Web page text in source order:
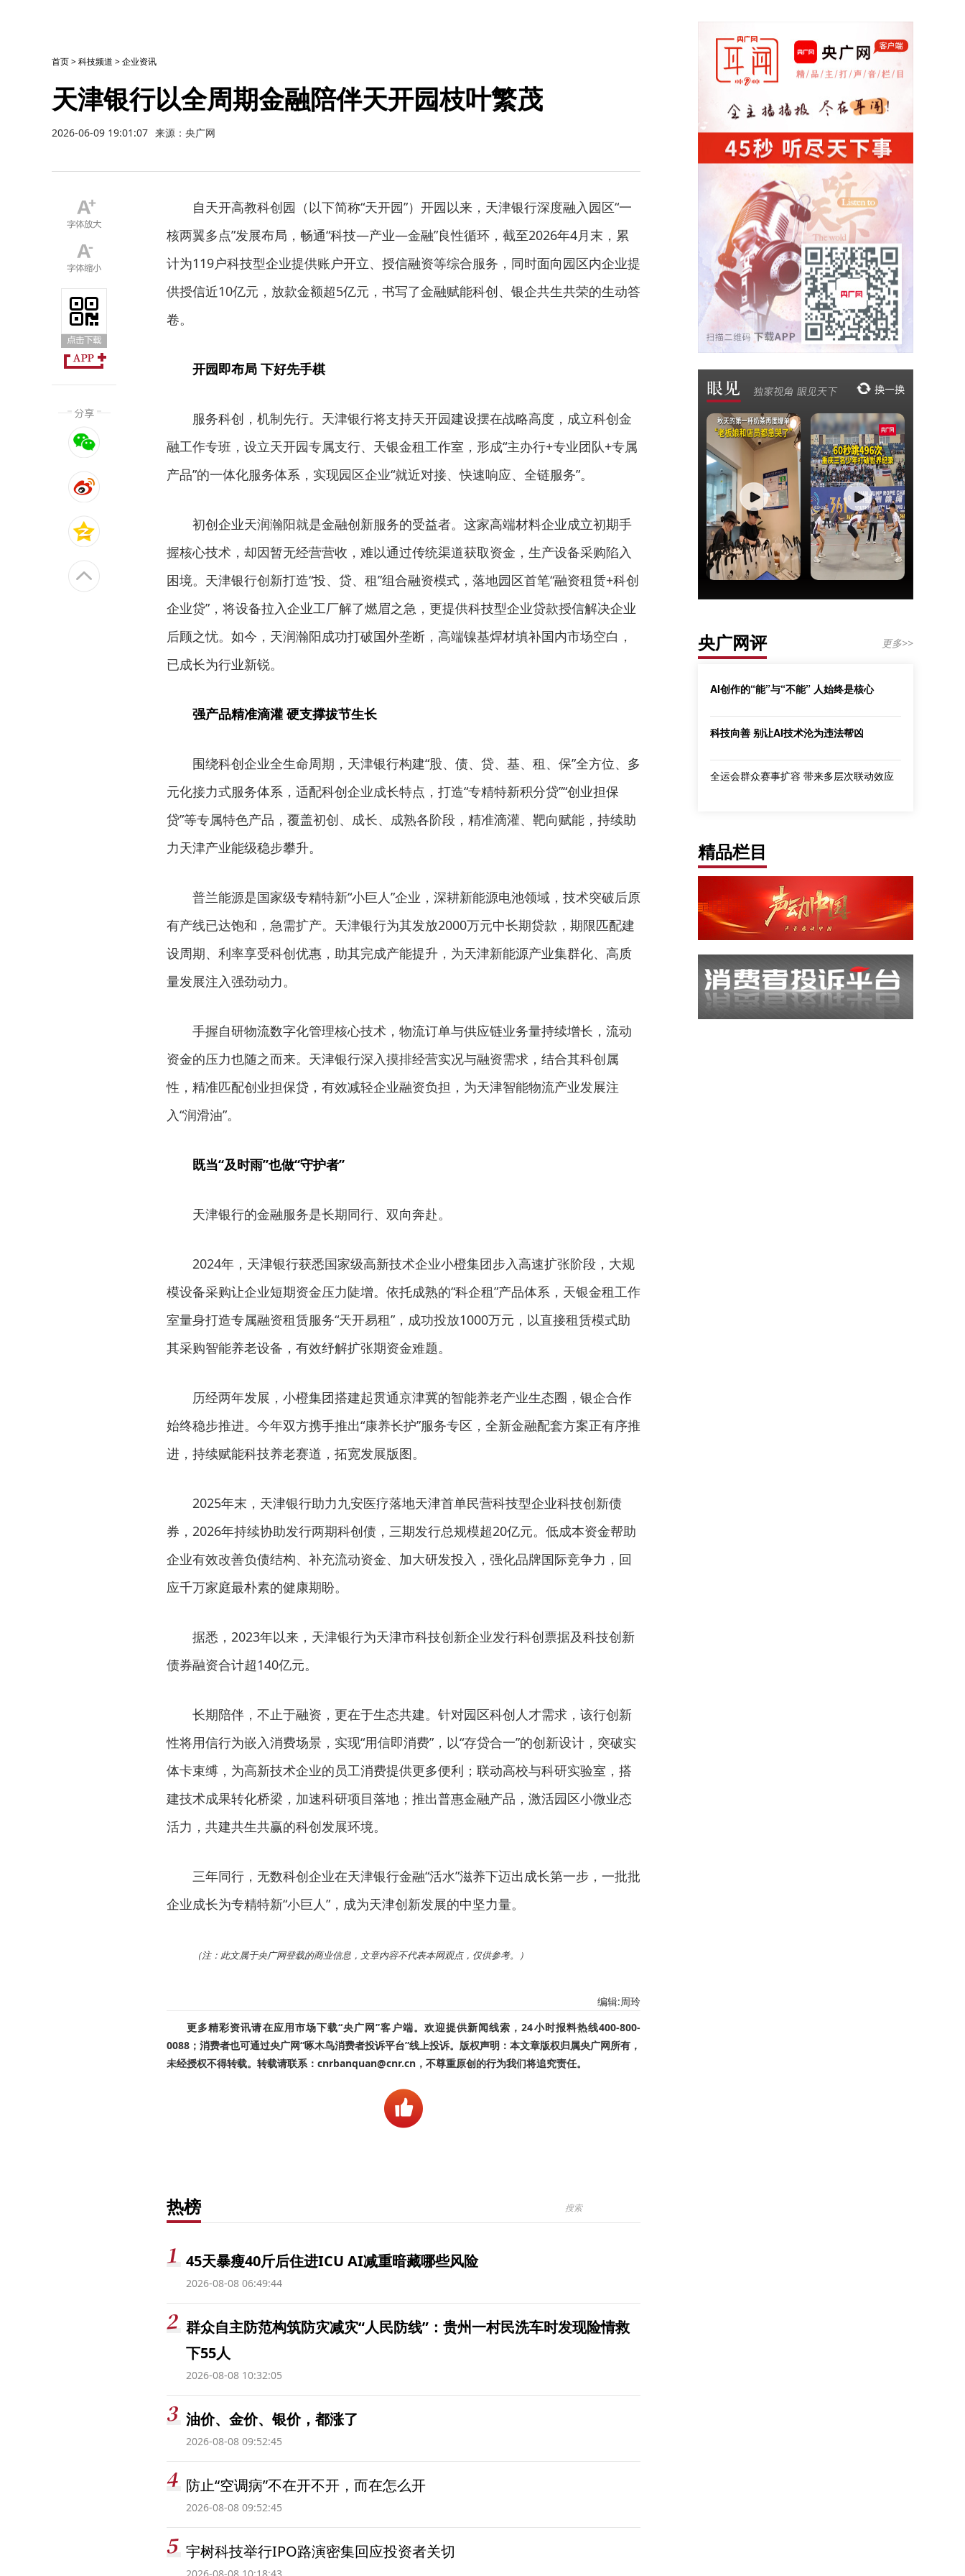
首页>科技频道 >企业资讯
天津银行以全周期金融陪伴天开园枝叶繁茂
2026-06-09 19:01:07 来源：央广网
自天开高教科创园（以下简称“天开园”）开园以来，天津银行深度融入园区“一
核两翼多点”发展布局，畅通“科技—产业—金融”良性循环，截至2026年4月末，累
计为119户科技型企业提供账户开立、授信融资等综合服务，同时面向园区内企业提
供授信近10亿元，放款金额超5亿元，书写了金融赋能科创、银企共生共荣的生动答
卷。
开园即布局 下好先手棋
服务科创，机制先行。天津银行将支持天开园建设摆在战略高度，成立科创金
融工作专班，设立天开园专属支行、天银金租工作室，形成“主办行+专业团队+专属
产品”的一体化服务体系，实现园区企业“就近对接、快速响应、全链服务”。
初创企业天润瀚阳就是金融创新服务的受益者。这家高端材料企业成立初期手
握核心技术，却因暂无经营营收，难以通过传统渠道获取资金，生产设备采购陷入
困境。天津银行创新打造“投、贷、租”组合融资模式，落地园区首笔“融资租赁+科创
企业贷”，将设备拉入企业工厂解了燃眉之急，更提供科技型企业贷款授信解决企业
后顾之忧。如今，天润瀚阳成功打破国外垄断，高端镍基焊材填补国内市场空白，
已成长为行业新锐。
强产品精准滴灌 硬支撑拔节生长
围绕科创企业全生命周期，天津银行构建“股、债、贷、基、租、保”全方位、多
元化接力式服务体系，适配科创企业成长特点，打造“专精特新积分贷”“创业担保
贷”等专属特色产品，覆盖初创、成长、成熟各阶段，精准滴灌、靶向赋能，持续助
力天津产业能级稳步攀升。
普兰能源是国家级专精特新“小巨人”企业，深耕新能源电池领域，技术突破后原
有产线已达饱和，急需扩产。天津银行为其发放2000万元中长期贷款，期限匹配建
设周期、利率享受科创优惠，助其完成产能提升，为天津新能源产业集群化、高质
量发展注入强劲动力。
手握自研物流数字化管理核心技术，物流订单与供应链业务量持续增长，流动
资金的压力也随之而来。天津银行深入摸排经营实况与融资需求，结合其科创属
性，精准匹配创业担保贷，有效减轻企业融资负担，为天津智能物流产业发展注
入“润滑油”。
既当“及时雨”也做“守护者”
天津银行的金融服务是长期同行、双向奔赴。
2024年，天津银行获悉国家级高新技术企业小橙集团步入高速扩张阶段，大规
模设备采购让企业短期资金压力陡增。依托成熟的“科企租”产品体系，天银金租工作
室量身打造专属融资租赁服务“天开易租”，成功投放1000万元，以直接租赁模式助
其采购智能养老设备，有效纾解扩张期资金难题。
历经两年发展，小橙集团搭建起贯通京津冀的智能养老产业生态圈，银企合作
始终稳步推进。今年双方携手推出“康养长护”服务专区，全新金融配套方案正有序推
进，持续赋能科技养老赛道，拓宽发展版图。
2025年末，天津银行助力九安医疗落地天津首单民营科技型企业科技创新债
券，2026年持续协助发行两期科创债，三期发行总规模超20亿元。低成本资金帮助
企业有效改善负债结构、补充流动资金、加大研发投入，强化品牌国际竞争力，回
应千万家庭最朴素的健康期盼。
据悉，2023年以来，天津银行为天津市科技创新企业发行科创票据及科技创新
债券融资合计超140亿元。
长期陪伴，不止于融资，更在于生态共建。针对园区科创人才需求，该行创新
性将用信行为嵌入消费场景，实现“用信即消费”，以“存贷合一”的创新设计，突破实
体卡束缚，为高新技术企业的员工消费提供更多便利；联动高校与科研实验室，搭
建技术成果转化桥梁，加速科研项目落地；推出普惠金融产品，激活园区小微业态
活力，共建共生共赢的科创发展环境。
三年同行，无数科创企业在天津银行金融“活水”滋养下迈出成长第一步，一批批
企业成长为专精特新“小巨人”，成为天津创新发展的中坚力量。
（注：此文属于央广网登载的商业信息，文章内容不代表本网观点，仅供参考。）
编辑:周玲
更多精彩资讯请在应用市场下载“央广网”客户端。欢迎提供新闻线索，24小时报料热线400-800-
0088；消费者也可通过央广网“啄木鸟消费者投诉平台”线上投诉。版权声明：本文章版权归属央广网所有，
未经授权不得转载。转载请联系：cnrbanquan@cnr.cn，不尊重原创的行为我们将追究责任。
热榜
45天暴瘦40斤后住进ICU AI减重暗藏哪些风险
2026-08-08 06:49:44
群众自主防范构筑防灾减灾“人民防线”：贵州一村民洗车时发现险情救
下55人
2026-08-08 10:32:05
油价、金价、银价，都涨了
2026-08-08 09:52:45
防止“空调病”不在开不开，而在怎么开
2026-08-08 09:52:45
宇树科技举行IPO路演密集回应投资者关切
央广网评 更多>>
AI创作的“能”与“不能” 人始终是核心
科技向善 别让AI技术沦为违法帮凶
全运会群众赛事扩容 带来多层次联动效应
精品栏目